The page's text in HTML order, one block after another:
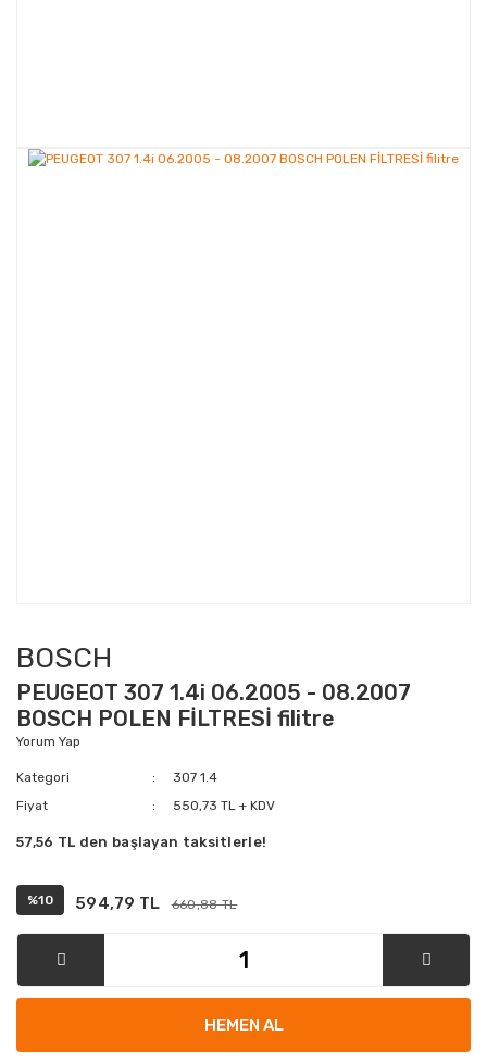
BOSCH
PEUGEOT 307 1.4i 06.2005 - 08.2007
BOSCH POLEN FİLTRESİ filitre
Yorum Yap
Kategori
307 1.4
Fiyat
550,73 TL + KDV
57,56 TL den başlayan taksitlerle!
%10 594,79 TL 660,88 TL
HEMEN AL